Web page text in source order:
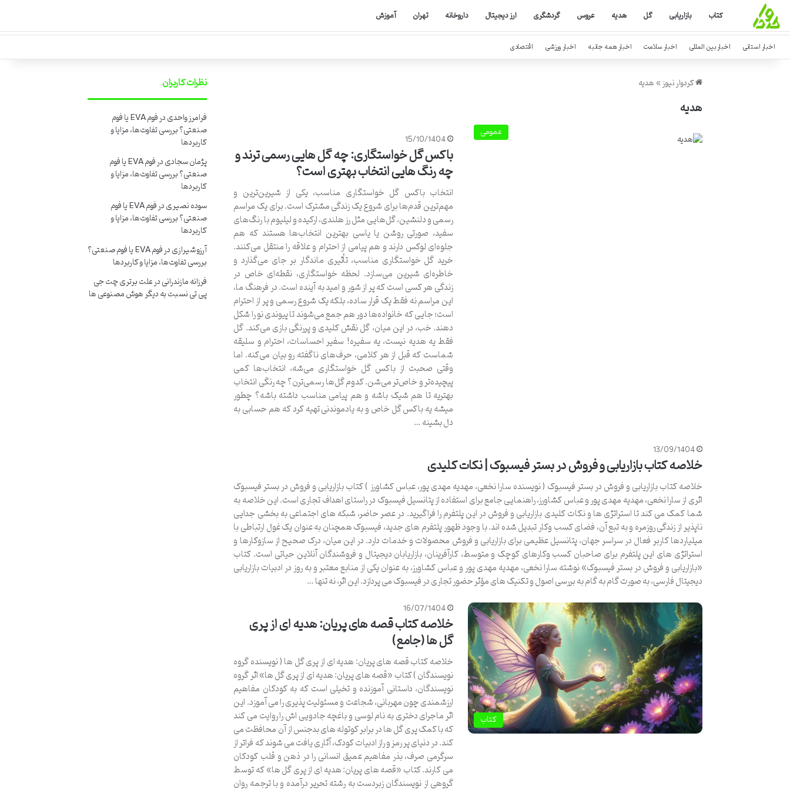
کتاب بازاریابی گل هدیه عروس گردشگری ارز دیجیتال داروخانه تهران آموزش
اخبار استانی اخبار بین المللی اخبار سلامت اخبار همه جانبه اخبار ورزشی اقتصادی
کردوار نیوز»هدیه
هدیه
عمومی 15/10/1404
باکس گل خواستگاری: چه گل‌ هایی رسمی‌ ترند و
چه رنگ‌ هایی انتخاب بهتری است؟
انتخاب باکس گل خواستگاری مناسب، یکی از شیرین‌ترین و
مهم‌ترین قدم‌ها برای شروع یک زندگی مشترک است. برای یک مراسم
رسمی و دلنشین، گل‌هایی مثل رز هلندی، ارکیده و لیلیوم با رنگ‌های
سفید، صورتی روشن یا یاسی بهترین انتخاب‌ها هستند که هم
جلوه‌ای لوکس دارند و هم پیامی از احترام و علاقه را منتقل می‌کنند.
خرید گل خواستگاری مناسب، تأثیری ماندگار بر جای می‌گذارد و
خاطره‌ای شیرین می‌سازد. لحظه خواستگاری، نقطه‌ای خاص در
زندگی هر کسی است که پر از شور و امید به آینده است. در فرهنگ ما،
این مراسم نه فقط یک قرار ساده، بلکه یک شروع رسمی و پر از احترام
است؛ جایی که خانواده‌ها دور هم جمع می‌شوند تا پیوندی نو را شکل
دهند. خب، در این میان، گل نقش کلیدی و پررنگی بازی می‌کند. گل
فقط یه هدیه نیست، یه سفیره! سفیر احساسات، احترام و سلیقه
شماست که قبل از هر کلامی، حرف‌های ناگفته رو بیان می‌کنه. اما
وقتی صحبت از باکس گل خواستگاری می‌شه، انتخاب‌ها کمی
پیچیده‌تر و خاص‌تر می‌شن. کدوم گل‌ها رسمی‌ترن؟ چه رنگی انتخاب
بهتریه تا هم شیک باشه و هم پیامی مناسب داشته باشه؟ چطور
میشه یه باکس گل خاص و به یادموندنی تهیه کرد که هم حسابی به
دل بشینه …
13/09/1404
خلاصه کتاب بازاریابی و فروش در بستر فیسبوک | نکات کلیدی
خلاصه کتاب بازاریابی و فروش در بستر فیسبوک ( نویسنده سارا نخعی، مهدیه مهدی پور، عباس کشاورز ) کتاب بازاریابی و فروش در بستر فیسبوک
اثری از سارا نخعی، مهدیه مهدی پور و عباس کشاورز، راهنمایی جامع برای استفاده از پتانسیل فیسبوک در راستای اهداف تجاری است. این خلاصه به
شما کمک می کند تا استراتژی ها و نکات کلیدی بازاریابی و فروش در این پلتفرم را فراگیرید. در عصر حاضر، شبکه های اجتماعی به بخشی جدایی
ناپذیر از زندگی روزمره و به تبع آن، فضای کسب وکار تبدیل شده اند. با وجود ظهور پلتفرم های جدید، فیسبوک همچنان به عنوان یک غول ارتباطی با
میلیاردها کاربر فعال در سراسر جهان، پتانسیل عظیمی برای بازاریابی و فروش محصولات و خدمات دارد. در این میان، درک صحیح از سازوکارها و
استراتژی های این پلتفرم برای صاحبان کسب وکارهای کوچک و متوسط، کارآفرینان، بازاریابان دیجیتال و فروشندگان آنلاین حیاتی است. کتاب
«بازاریابی و فروش در بستر فیسبوک» نوشته سارا نخعی، مهدیه مهدی پور و عباس کشاورز، به عنوان یکی از منابع معتبر و به روز در ادبیات بازاریابی
دیجیتال فارسی، به صورت گام به گام به بررسی اصول و تکنیک های مؤثر حضور تجاری در فیسبوک می پردازد. این اثر، نه تنها …
کتاب
16/07/1404
خلاصه کتاب قصه های پریان: هدیه ای از پری
گل ها (جامع)
خلاصه کتاب قصه های پریان: هدیه ای از پری گل ها ( نویسنده گروه
نویسندگان ) کتاب «قصه های پریان: هدیه ای از پری گل ها» اثر گروه
نویسندگان، داستانی آموزنده و تخیلی است که به کودکان مفاهیم
ارزشمندی چون مهربانی، شجاعت و مسئولیت پذیری را می آموزد. این
اثر ماجرای دختری به نام لوسی و باغچه جادویی اش را روایت می کند
که با کمک پری گل ها در برابر کوتوله های بدجنس از آن محافظت می
کند. در دنیای پر رمز و راز ادبیات کودک، آثاری یافت می شوند که فراتر از
سرگرمی صرف، بذر مفاهیم عمیق انسانی را در ذهن و قلب کودکان
می کارند. کتاب «قصه های پریان: هدیه ای از پری گل ها» که توسط
گروهی از نویسندگان زبردست به رشته تحریر درآمده و با ترجمه روان
نظرات کاربران
فرامرز واحدیدر فوم EVA یا فوم
صنعتی؟ بررسی تفاوت‌ها، مزایا و
کاربردها
پژمان سجادیدر فوم EVA یا فوم
صنعتی؟ بررسی تفاوت‌ها، مزایا و
کاربردها
سوده نصیریدر فوم EVA یا فوم
صنعتی؟ بررسی تفاوت‌ها، مزایا و
کاربردها
آرزو شیرازیدر فوم EVA یا فوم صنعتی؟
بررسی تفاوت‌ها، مزایا و کاربردها
فرزانه مازندرانیدرعلت برتری چت جی
پی تی نسبت به دیگر هوش مصنوعی ها